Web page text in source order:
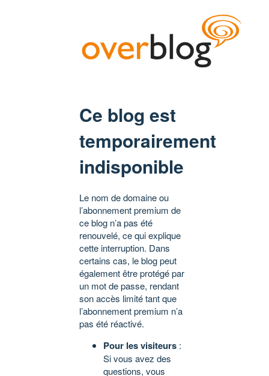
Ce blog est
temporairement
indisponible
Le nom de domaine ou
l’abonnement premium de
ce blog n’a pas été
renouvelé, ce qui explique
cette interruption. Dans
certains cas, le blog peut
également être protégé par
un mot de passe, rendant
son accès limité tant que
l’abonnement premium n’a
pas été réactivé.
Pour les visiteurs :
Si vous avez des
questions, vous